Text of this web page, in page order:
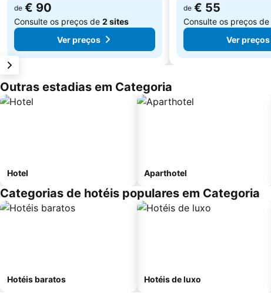
de € 90
Consulte os preços de 2 sites
Ver preços
de € 55
Consulte os preços de
Ver preços
Outras estadias em Categoria
Hotel Aparthotel
Categorias de hotéis populares em Categoria
Hotéis baratos Hotéis de luxo